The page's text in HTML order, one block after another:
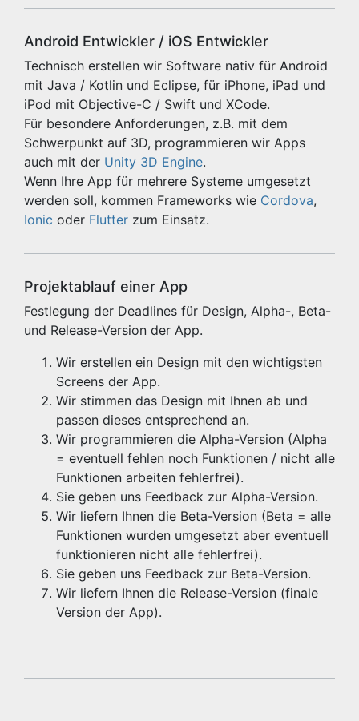
Android Entwickler / iOS Entwickler
Technisch erstellen wir Software nativ für Android
mit Java / Kotlin und Eclipse, für iPhone, iPad und
iPod mit Objective-C / Swift und XCode.
Für besondere Anforderungen, z.B. mit dem
Schwerpunkt auf 3D, programmieren wir Apps
auch mit der Unity 3D Engine.
Wenn Ihre App für mehrere Systeme umgesetzt
werden soll, kommen Frameworks wie Cordova,
Ionic oder Flutter zum Einsatz.
Projektablauf einer App
Festlegung der Deadlines für Design, Alpha-, Beta-
und Release-Version der App.
Wir erstellen ein Design mit den wichtigsten
Screens der App.
Wir stimmen das Design mit Ihnen ab und
passen dieses entsprechend an.
Wir programmieren die Alpha-Version (Alpha
= eventuell fehlen noch Funktionen / nicht alle
Funktionen arbeiten fehlerfrei).
Sie geben uns Feedback zur Alpha-Version.
Wir liefern Ihnen die Beta-Version (Beta = alle
Funktionen wurden umgesetzt aber eventuell
funktionieren nicht alle fehlerfrei).
Sie geben uns Feedback zur Beta-Version.
Wir liefern Ihnen die Release-Version (finale
Version der App).